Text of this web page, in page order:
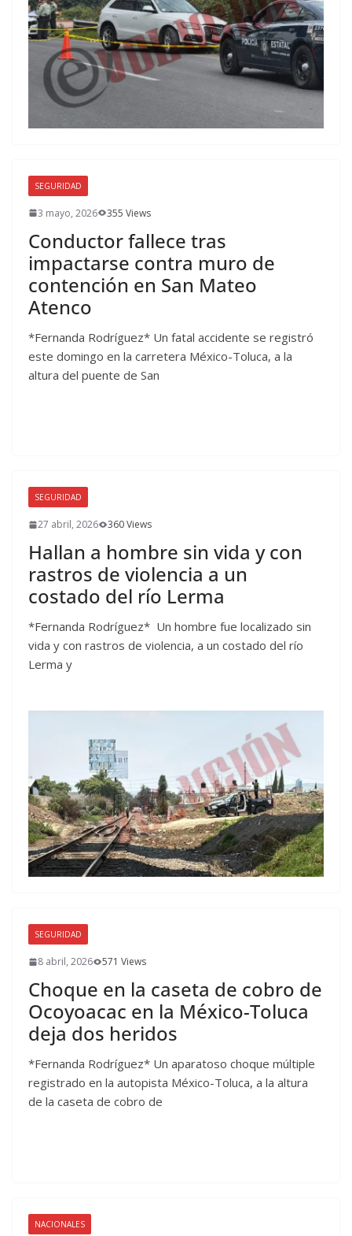
SEGURIDAD
3 mayo, 2026 355 Views
Conductor fallece tras
impactarse contra muro de
contención en San Mateo
Atenco
*Fernanda Rodríguez* Un fatal accidente se registró
este domingo en la carretera México-Toluca, a la
altura del puente de San
SEGURIDAD
27 abril, 2026 360 Views
Hallan a hombre sin vida y con
rastros de violencia a un
costado del río Lerma
*Fernanda Rodríguez* Un hombre fue localizado sin
vida y con rastros de violencia, a un costado del río
Lerma y
SEGURIDAD
8 abril, 2026 571 Views
Choque en la caseta de cobro de
Ocoyoacac en la México-Toluca
deja dos heridos
*Fernanda Rodríguez* Un aparatoso choque múltiple
registrado en la autopista México-Toluca, a la altura
de la caseta de cobro de
NACIONALES